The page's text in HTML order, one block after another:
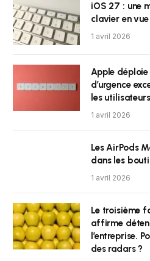
iOS 27 : une
clavier en vue
1 avril 2026
Apple
d’urgence
les
1 avril 2026
Les AirPods
dans les
1 avril 2026
Le troisième
affirme
l’entreprise.
des radars ?